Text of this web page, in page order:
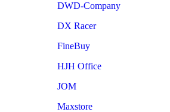
DWD-Company
DX Racer
FineBuy
HJH Office
JOM
Maxstore